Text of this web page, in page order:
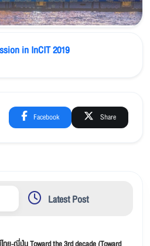
in InCIT 2019
Facebook Share
Latest Post